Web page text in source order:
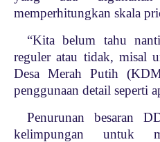
memperhitungkan skala
“Kita belum tahu
reguler atau tidak, misal
Desa Merah Putih
penggunaan detail seperti
Penurunan besaran
kelimpungan untuk